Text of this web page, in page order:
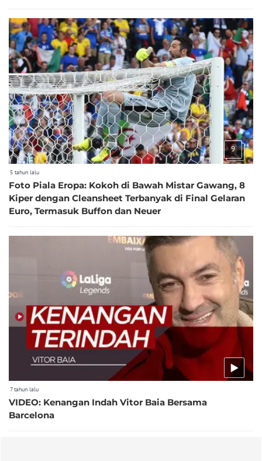
9
5 tahun lalu
Foto Piala Eropa: Kokoh di Bawah Mistar Gawang, 8
Kiper dengan Cleansheet Terbanyak di Final Gelaran
Euro, Termasuk Buffon dan Neuer
7 tahun lalu
VIDEO: Kenangan Indah Vitor Baia Bersama
Barcelona